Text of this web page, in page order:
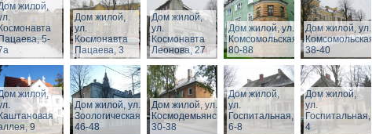
жилой,
Космонавта
5-
Дом жилой,
ул.
Космонавта
Пацаева, 3
Дом жилой,
ул.
Космонавта
Леонова, 27
Дом жилой, ул.
Комсомольская,
80-88
Дом жилой, ул.
Комсомольская,
38-40
жилой,
Каштановая
9
Дом жилой, ул.
Зоологическая,
46-48
Дом жилой, ул. З.
Космодемьянской
30-38
Дом жилой,
ул.
Госпитальная,
6-8
Дом жилой,
ул.
Госпитальная,
4